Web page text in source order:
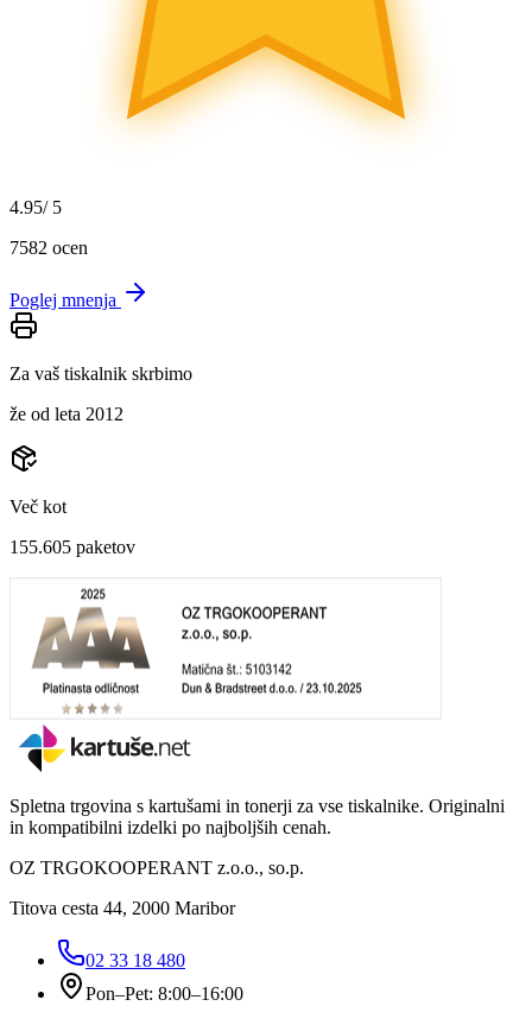
4.95/ 5
7582 ocen
Poglej mnenja
Za vaš tiskalnik skrbimo
že od leta 2012
Več kot
155.605 paketov
Spletna trgovina s kartušami in tonerji za vse tiskalnike. Originalni
in kompatibilni izdelki po najboljših cenah.
OZ TRGOKOOPERANT z.o.o., so.p.
Titova cesta 44, 2000 Maribor
02 33 18 480
Pon–Pet: 8:00–16:00